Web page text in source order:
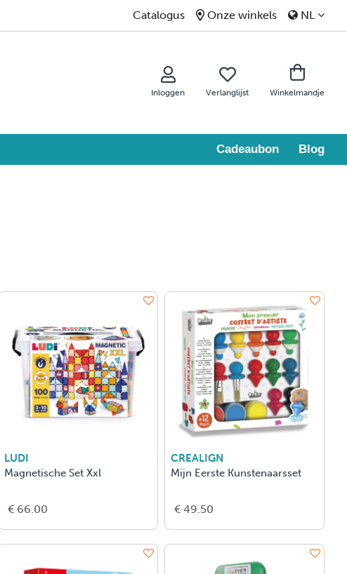
Catalogus Onze winkels NL
Inloggen Verlanglijst Winkelmandje
Cadeaubon Blog
LUDI
Magnetische Set Xxl
€ 66.00
CREALIGN
Mijn Eerste Kunstenaarsset
€ 49.50